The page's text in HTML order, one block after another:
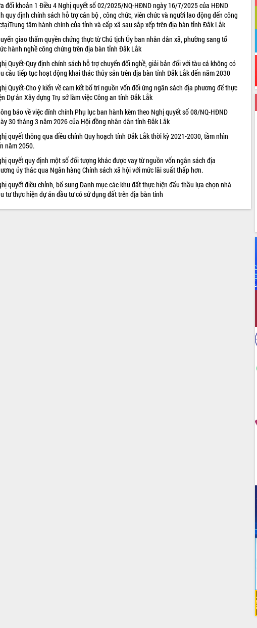
đổi khoản 1 Điều 4 Nghị quyết số 02/2025/NQ-HĐND ngày 16/7/2025 của HĐND
quy định chính sách hỗ trợ cán bộ , công chức, viên chức và người lao động đến công
tâm hành chính của tỉnh và cấp xã sau sắp xếp trên địa bàn tỉnh Đắk Lắk
giao thẩm quyền chứng thực từ Chủ tịch Ủy ban nhân dân xã, phường sang tổ
hành nghề công chứng trên địa bàn tỉnh Đắk Lắk
Quyết-Quy định chính sách hỗ trợ chuyển đổi nghề, giải bản đối với tàu cá không có
cầu tiếp tục hoạt động khai thác thủy sản trên địa bàn tỉnh Đắk Lắk đến năm 2030
Quyết-Cho ý kiến về cam kết bố trí nguồn vốn đối ứng ngân sách địa phương để thực
Dự án Xây dựng Trụ sở làm việc Công an tỉnh Đắk Lắk
báo về việc đính chính Phụ lục ban hành kèm theo Nghị quyết số 08/NQ-HĐND
30 tháng 3 năm 2026 của Hội đồng nhân dân tỉnh Đắk Lắk
quyết thông qua điều chỉnh Quy hoạch tỉnh Đắk Lắk thời kỳ 2021-2030, tầm nhìn
năm 2050.
quyết quy định một số đối tượng khác được vay từ nguồn vốn ngân sách địa
ủy thác qua Ngân hàng Chính sách xã hội với mức lãi suất thấp hơn.
quyết điều chỉnh, bổ sung Danh mục các khu đất thực hiện đấu thầu lựa chọn nhà
tư thực hiện dự án đầu tư có sử dụng đất trên địa bàn tỉnh